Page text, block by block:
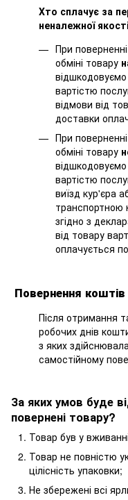
Хто сплачує за
неналежної
При
обміні товару
вартістю
відмови від
доставки
При
обміні товару
відшкодовуємо
вартістю
виїзд кур'єра
транспортною
згідно з
від товару
оплачується
Повернення коштів
Після отримання
робочих днів
з яких
самостійному
За яких умов буде
повернені товару?
Товар був у
Товар не повністю
цілісність упаковки;
Не збережені всі